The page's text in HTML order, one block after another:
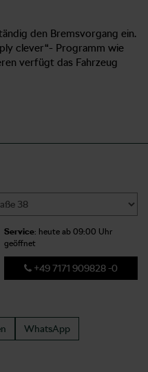
den Bremsvorgang ein.
clever“- Programm wie
verfügt das Fahrzeug
Service: heute ab 09:00 Uhr
geöffnet
+49 7171 909828 -0
WhatsApp